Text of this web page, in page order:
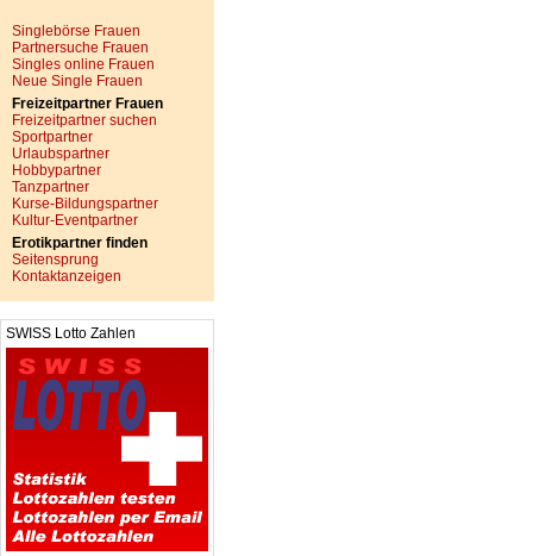
Singlebörse Frauen
Partnersuche Frauen
Singles online Frauen
Neue Single Frauen
Freizeitpartner Frauen
Freizeitpartner suchen
Sportpartner
Urlaubspartner
Hobbypartner
Tanzpartner
Kurse-Bildungspartner
Kultur-Eventpartner
Erotikpartner finden
Seitensprung
Kontaktanzeigen
SWISS Lotto Zahlen